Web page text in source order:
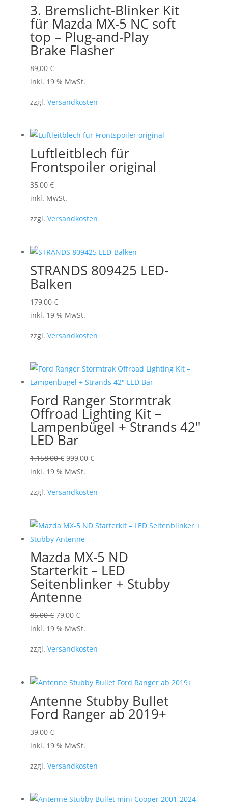
3. Bremslicht-Blinker Kit
für Mazda MX-5 NC soft
top – Plug-and-Play
Brake Flasher
89,00 €
inkl. 19 % MwSt.
zzgl. Versandkosten
Luftleitblech für
Frontspoiler original
35,00 €
mehrere
auf.
Die
Optionen
der
inkl. MwSt.
zzgl. Versandkosten
STRANDS 809425 LED-
Balken
179,00 €
inkl. 19 % MwSt.
zzgl. Versandkosten
Ford Ranger Stormtrak
Offroad Lighting Kit –
Lampenbügel + Strands 42″
LED Bar
1.158,00€ Ursprünglicher
Preis
1.158,00 €
999,00 €Aktueller
999,00 €.
inkl. 19 % MwSt.
zzgl. Versandkosten
Mazda MX-5 ND
Starterkit – LED
Seitenblinker + Stubby
Antenne
86,00€ Ursprünglicher
Preis
86,00 €
79,00 €Aktueller
Preis
79,00 €.
inkl. 19 % MwSt.
zzgl. Versandkosten
Antenne Stubby Bullet
Ford Ranger ab 2019+
39,00 €
inkl. 19 % MwSt.
zzgl. Versandkosten